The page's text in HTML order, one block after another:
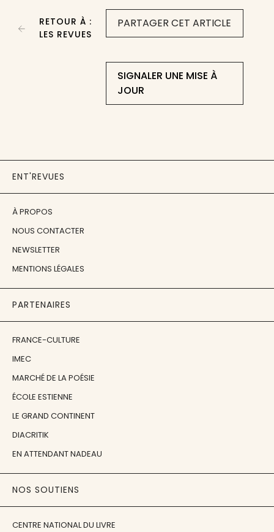
PARTAGER CET ARTICLE
SIGNALER UNE MISE À
JOUR
RETOUR À :
LES REVUES
ENT'REVUES
À PROPOS
NOUS CONTACTER
NEWSLETTER
MENTIONS LÉGALES
PARTENAIRES
FRANCE-CULTURE
IMEC
MARCHÉ DE LA POÉSIE
ÉCOLE ESTIENNE
LE GRAND CONTINENT
DIACRITIK
EN ATTENDANT NADEAU
NOS SOUTIENS
CENTRE NATIONAL DU LIVRE